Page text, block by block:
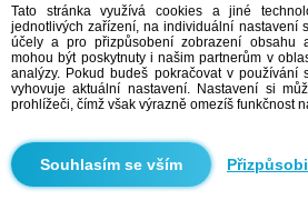
On hledá ji: Muži, 32
On hledá ji: Muži, 32 - Slovensko
On hledá ji: Muži, 32 - Trnavský kraj
On hledá ji: Muži, 32 - Galanta
Seznamka Slovensko
Seznamka Trnavský kraj
Seznamka Galanta
Doporučujeme
Tato stránka využívá cookies a jiné
jednotlivých zařízení, na individuální nastavení
účely a pro přizpůsobení zobrazení obsahu
mohou být poskytnuty i našim partnerům v
analýzy. Pokud budeš pokračovat v používání
vyhovuje aktuální nastavení. Nastavení si
prohlížeči, čímž však výrazně omezíš funkčnost